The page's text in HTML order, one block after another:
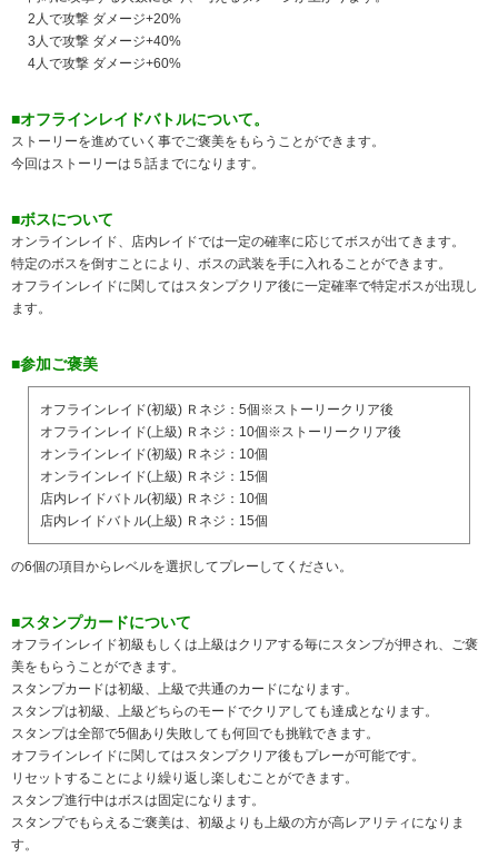
2人で攻撃 ダメージ+20%
3人で攻撃 ダメージ+40%
4人で攻撃 ダメージ+60%
■オフラインレイドバトルについて。
ストーリーを進めていく事でご褒美をもらうことができます。
今回はストーリーは５話までになります。
■ボスについて
オンラインレイド、店内レイドでは一定の確率に応じてボスが出てきます。
特定のボスを倒すことにより、ボスの武装を手に入れることができます。
オフラインレイドに関してはスタンプクリア後に一定確率で特定ボスが出現し
ます。
■参加ご褒美
オフラインレイド(初級) Ｒネジ：5個※ストーリークリア後
オフラインレイド(上級) Ｒネジ：10個※ストーリークリア後
オンラインレイド(初級) Ｒネジ：10個
オンラインレイド(上級) Ｒネジ：15個
店内レイドバトル(初級) Ｒネジ：10個
店内レイドバトル(上級) Ｒネジ：15個
の6個の項目からレベルを選択してプレーしてください。
■スタンプカードについて
オフラインレイド初級もしくは上級はクリアする毎にスタンプが押され、ご褒
美をもらうことができます。
スタンプカードは初級、上級で共通のカードになります。
スタンプは初級、上級どちらのモードでクリアしても達成となります。
スタンプは全部で5個あり失敗しても何回でも挑戦できます。
オフラインレイドに関してはスタンプクリア後もプレーが可能です。
リセットすることにより繰り返し楽しむことができます。
スタンプ進行中はボスは固定になります。
スタンプでもらえるご褒美は、初級よりも上級の方が高レアリティになりま
す。